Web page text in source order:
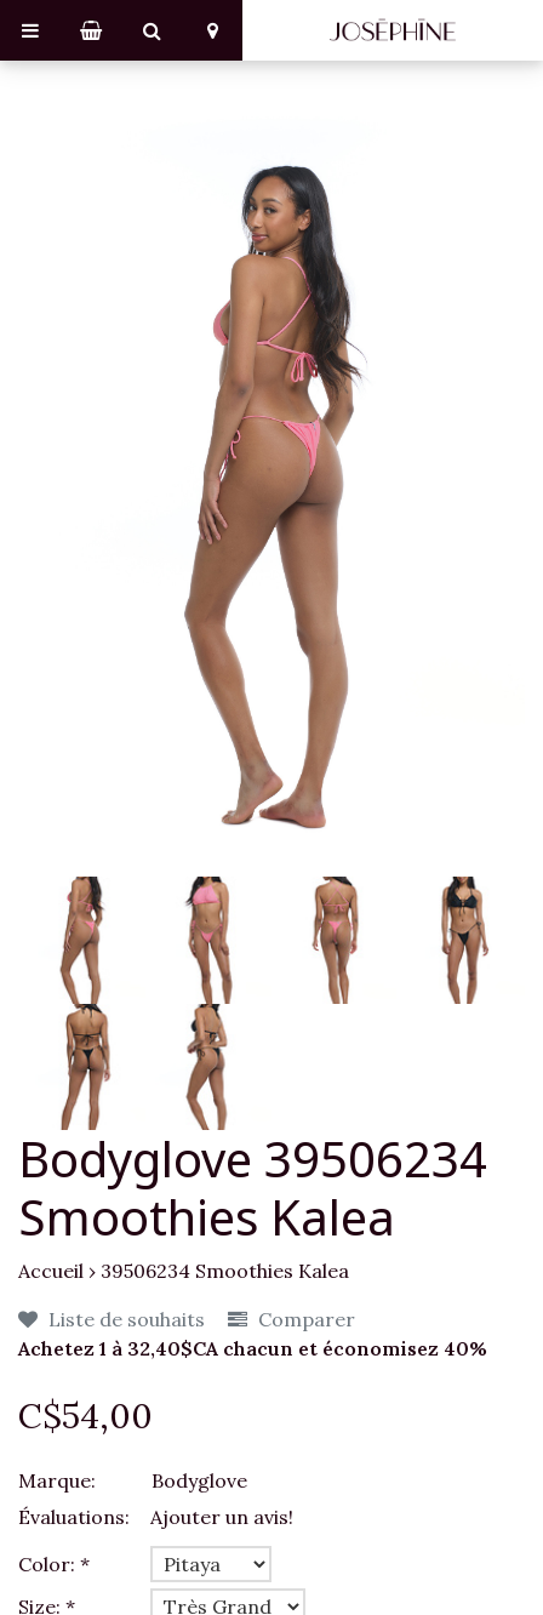
Bodyglove 39506234
Smoothies Kalea
Accueil › 39506234 Smoothies Kalea
Liste de souhaits
Comparer
Achetez 1 à 32,40$CA chacun et économisez 40%
C$54,00
Marque:
Bodyglove
Évaluations:
Ajouter un avis!
Color: *
Size: *